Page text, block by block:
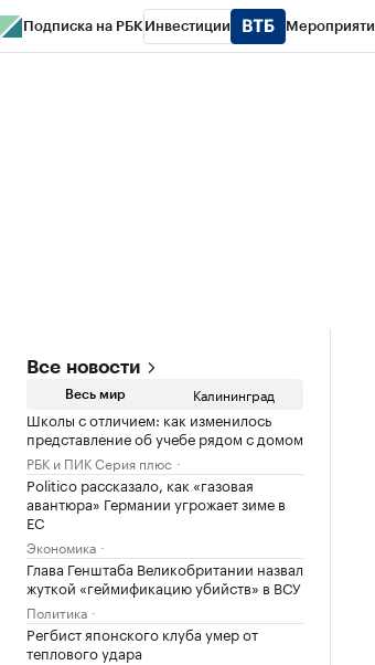
Подписка на РБК Инвестиции
Все новости
Весь мир Калининград
Школы с отличием: как изменилось
представление об учебе рядом с домом
РБК и ПИК Серия плюс
Politico рассказало, как «газовая
авантюра» Германии угрожает зиме в
ЕС
Экономика
Глава Генштаба Великобритании назвал
жуткой «геймификацию убийств» в ВСУ
Политика
Регбист японского клуба умер от
теплового удара